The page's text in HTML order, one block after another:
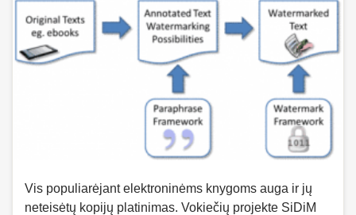
Vis populiarėjant elektroninėms knygoms auga ir jų
neteisėtų kopijų platinimas. Vokiečių projekte SiDiM